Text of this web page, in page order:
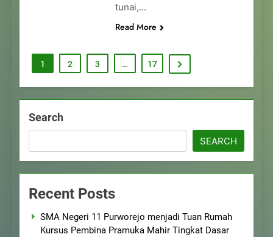
tunai,…
Read More
1 2 3 … 17
Search
SEARCH
Recent Posts
SMA Negeri 11 Purworejo menjadi Tuan Rumah
Kursus Pembina Pramuka Mahir Tingkat Dasar